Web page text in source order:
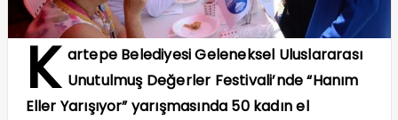
K artepe Belediyesi Geleneksel Uluslararası
Unutulmuş Değerler Festivali’nde “Hanım
Eller Yarışıyor” yarışmasında 50 kadın el